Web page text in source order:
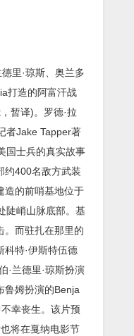
里·琼斯、奥兰多
打造的阿富汗战
暂译)。罗德·拉
者Jake Tapper著
国士兵的真实故事
约400名敌方武装
造的前哨基地位于
陡峭山脉底部。基
。而驻扎在那里的
科特·伊斯特伍德
·兰德里·琼斯扮演
鲁姆扮演的Benja
幸丧生。该片预
将在戛纳电影节